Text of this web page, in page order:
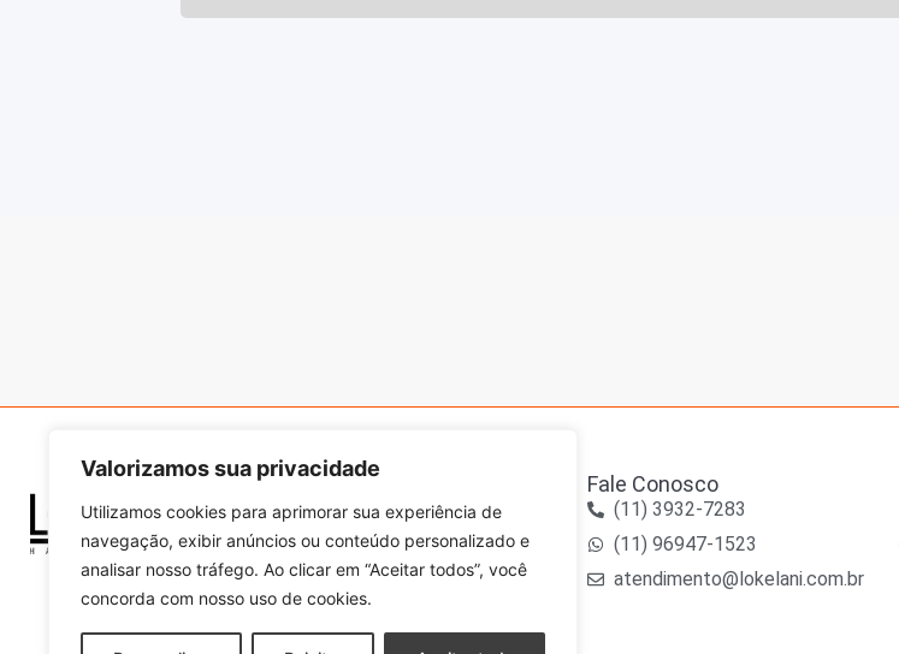
Valorizamos sua privacidade
Utilizamos cookies para aprimorar sua experiência de
navegação, exibir anúncios ou conteúdo personalizado e
analisar nosso tráfego. Ao clicar em “Aceitar todos”, você
concorda com nosso uso de cookies.
Links Úteis
Quem Somos
Como Comprar
Segurança e Privacidade
Metodo de Envio
Fale Conosco
(11) 3932-7283
(11) 96947-1523
atendimento@lokelani.com.br